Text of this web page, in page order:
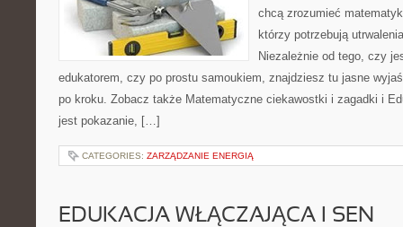
chcą zrozumieć
którzy potrzebują
Niezależnie od tego, czy
edukatorem, czy po prostu samoukiem, znajdziesz tu jasne
po kroku. Zobacz także Matematyczne ciekawostki i zagadki i
jest pokazanie, […]
CATEGORIES: ZARZĄDZANIE ENERGIĄ
EDUKACJA WŁĄCZAJĄCA I SEN